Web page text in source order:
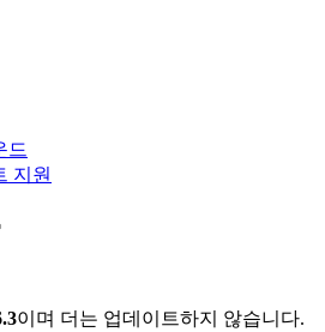
드
지원
이며 더는 업데이트하지 않습니다.